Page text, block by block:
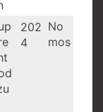
202
4
No
mos